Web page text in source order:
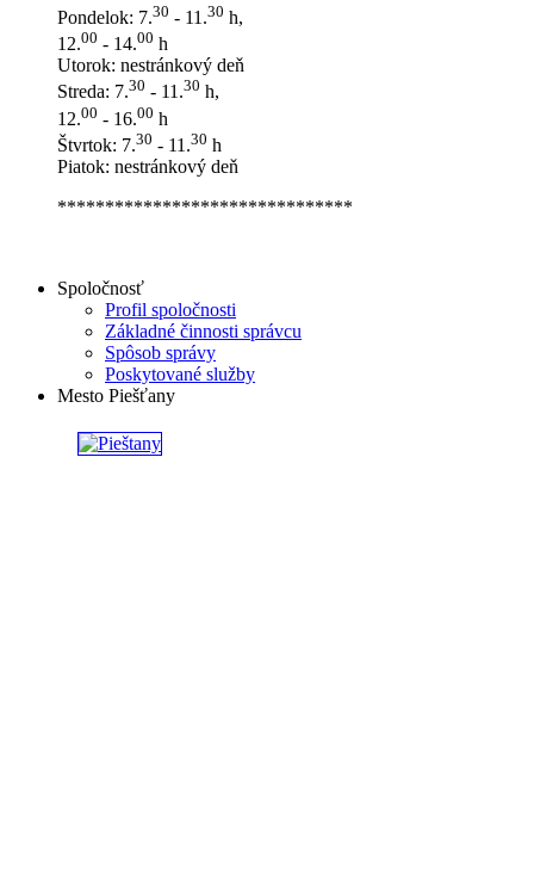
Pondelok: 7.30 - 11.30 h,
12.00 - 14.00 h
Utorok: nestránkový deň
Streda: 7.30 - 11.30 h,
12.00 - 16.00 h
Štvrtok: 7.30 - 11.30 h
Piatok: nestránkový deň
*******************************
Spoločnosť
Profil spoločnosti
Základné činnosti správcu
Spôsob správy
Poskytované služby
Mesto Piešťany